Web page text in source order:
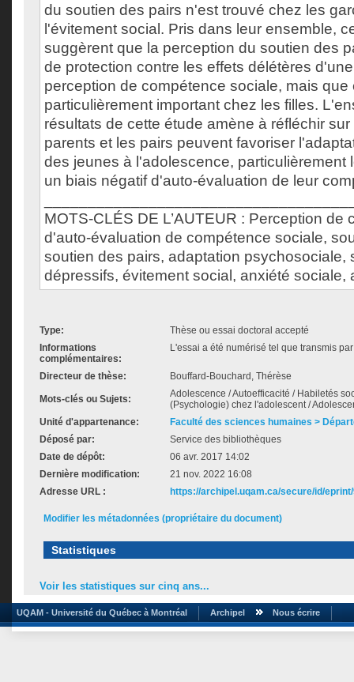
du soutien des pairs n'est trouvé chez les
l'évitement social. Pris dans leur ensemble,
suggèrent que la perception du soutien des
de protection contre les effets délétères
perception de compétence sociale, mais que
particulièrement important chez les filles.
résultats de cette étude amène à réfléchir
parents et les pairs peuvent favoriser
des jeunes à l'adolescence, particulièrement
un biais négatif d'auto-évaluation de leur
MOTS-CLÉS DE L’AUTEUR : Perception de
d'auto-évaluation de compétence sociale,
soutien des pairs, adaptation psychosociale,
dépressifs, évitement social, anxiété sociale,
Type:
Thèse ou essai doctoral accepté
Informations
complémentaires:
L'essai a été numérisé tel que transmis
Directeur de thèse: Bouffard-Bouchard, Thérèse
Mots-clés ou Sujets:
Adolescence / Autoefficacité / Habiletés
(Psychologie) chez l'adolescent /
Unité d'appartenance:
Faculté des sciences humaines >
Déposé par:
Service des bibliothèques
Date de dépôt:
06 avr. 2017 14:02
Dernière modification:
21 nov. 2022 16:08
Adresse URL :
https://archipel.uqam.ca/secure/id/
Modifier les métadonnées (propriétaire du document)
Statistiques
Voir les statistiques sur cinq ans...
UQAM - Université du Québec à Montréal Archipel Nous écrire